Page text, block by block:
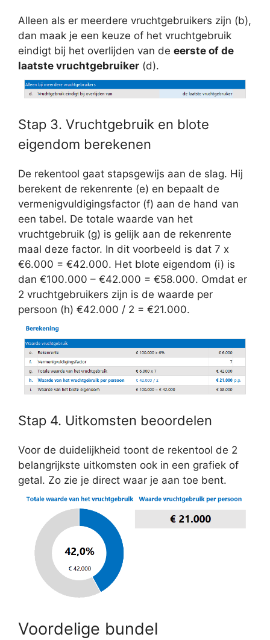
Alleen als er meerdere vruchtgebruikers zijn (b),
dan maak je een keuze of het vruchtgebruik
eindigt bij het overlijden van de eerste of de
laatste vruchtgebruiker (d).
Stap 3. Vruchtgebruik en blote
eigendom berekenen
De rekentool gaat stapsgewijs aan de slag. Hij
berekent de rekenrente (e) en bepaalt de
vermenigvuldigingsfactor (f) aan de hand van
een tabel. De totale waarde van het
vruchtgebruik (g) is gelijk aan de rekenrente
maal deze factor. In dit voorbeeld is dat 7 x
€6.000 = €42.000. Het blote eigendom (i) is
dan €100.000 – €42.000 = €58.000. Omdat er
2 vruchtgebruikers zijn is de waarde per
persoon (h) €42.000 / 2 = €21.000.
Stap 4. Uitkomsten beoordelen
Voor de duidelijkheid toont de rekentool de 2
belangrijkste uitkomsten ook in een grafiek of
getal. Zo zie je direct waar je aan toe bent.
Voordelige bundel